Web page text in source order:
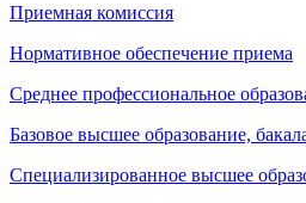
Приемная комиссия
Нормативное обеспечение приема
Среднее профессиональное
Базовое высшее образование,
Специализированное высшее